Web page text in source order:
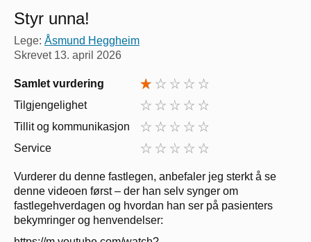
Styr unna!
Lege: Åsmund Heggheim
Skrevet 13. april 2026
Samlet vurdering
Tilgjengelighet
Tillit og kommunikasjon
Service
Vurderer du denne fastlegen, anbefaler jeg sterkt å se
denne videoen først – der han selv synger om
fastlegehverdagen og hvordan han ser på pasienters
bekymringer og henvendelser: